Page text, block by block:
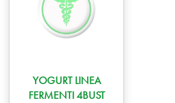
YOGURT LINEA
FERMENTI 4BUST